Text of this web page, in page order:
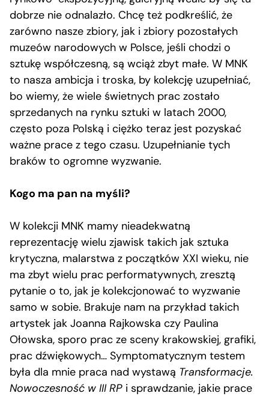
dobrze nie odnalazło. Chcę też podkreślić, że
zarówno nasze zbiory, jak i zbiory pozostałych
muzeów narodowych w Polsce, jeśli chodzi o
sztukę współczesną, są wciąż zbyt małe. W MNK
to nasza ambicja i troska, by kolekcję uzupełniać,
bo wiemy, że wiele świetnych prac zostało
sprzedanych na rynku sztuki w latach 2000,
często poza Polską i ciężko teraz jest pozyskać
ważne prace z tego czasu. Uzupełnianie tych
braków to ogromne wyzwanie.
Kogo ma pan na myśli?
W kolekcji MNK mamy nieadekwatną
reprezentację wielu zjawisk takich jak sztuka
krytyczna, malarstwa z początków XXI wieku, nie
ma zbyt wielu prac performatywnych, zresztą
pytanie o to, jak je kolekcjonować to wyzwanie
samo w sobie. Brakuje nam na przykład takich
artystek jak Joanna Rajkowska czy Paulina
Ołowska, sporo prac ze sceny krakowskiej, grafiki,
prac dźwiękowych… Symptomatycznym testem
była dla mnie praca nad wystawą Transformacje.
Nowoczesność w III RP i sprawdzanie, jakie prace